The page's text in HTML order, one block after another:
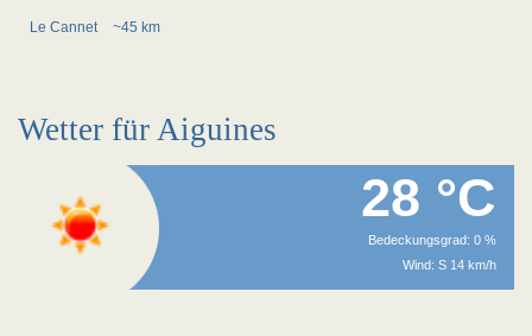
Le Cannet ~45 km
Wetter für Aiguines
28 °C
Bedeckungsgrad: 0 %
Wind: S 14 km/h